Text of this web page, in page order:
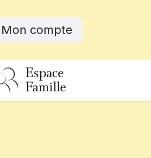
Mon compte